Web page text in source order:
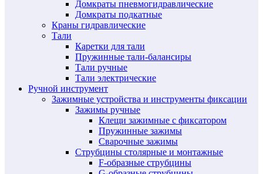
Домкраты пневмогидравлические
Домкраты подкатные
Краны гидравлические
Тали
Каретки для тали
Пружинные тали-балансиры
Тали ручные
Тали электрические
Ручной инструмент
Зажимные устройства и инструменты фиксации
Зажимы ручные
Клещи зажимные с фиксатором
Пружинные зажимы
Сварочные зажимы
Струбцины столярные и монтажные
F-образные струбцины